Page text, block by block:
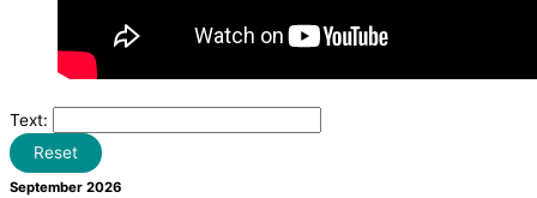
Text:
Reset
September 2026